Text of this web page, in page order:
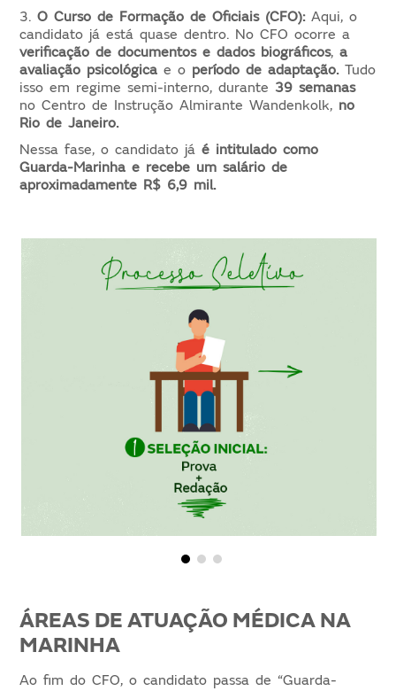
3.O Curso de Formação de Oficiais (CFO):Aqui, o
candidato já está quase dentro. No CFO ocorre a
verificação de documentos e dados biográficos,a
avaliação psicológica e o período de adaptação.Tudo
isso em regime semi-interno, durante 39 semanas
no Centro de Instrução Almirante Wandenkolk, no
Rio de Janeiro.
Nessa fase, o candidato jáé intitulado como
Guarda-Marinha e recebe um salário de
aproximadamente R$ 6,9 mil.
ÁREAS DE ATUAÇÃO MÉDICA NA
MARINHA
Ao fim do CFO, o candidato passa de “Guarda-